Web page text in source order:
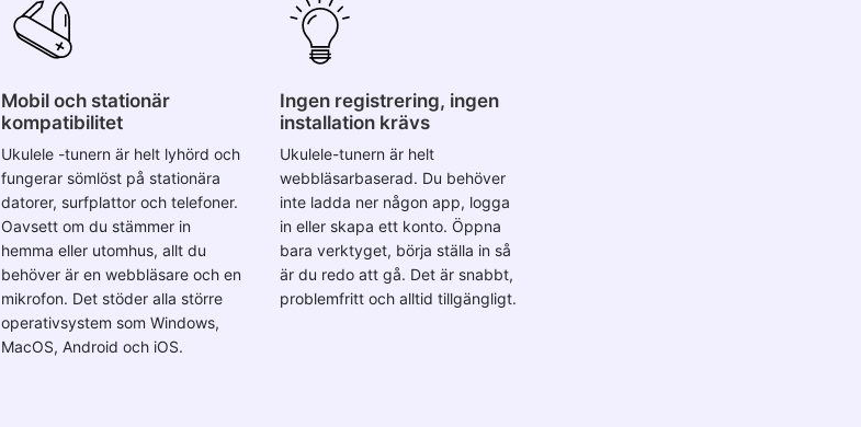
Mobil och stationär
kompatibilitet
Ukulele -tunern är helt lyhörd och
fungerar sömlöst på stationära
datorer, surfplattor och telefoner.
Oavsett om du stämmer in
hemma eller utomhus, allt du
behöver är en webbläsare och en
mikrofon. Det stöder alla större
operativsystem som Windows,
MacOS, Android och iOS.
Ingen registrering, ingen
installation krävs
Ukulele-tunern är helt
webbläsarbaserad. Du behöver
inte ladda ner någon app, logga
in eller skapa ett konto. Öppna
bara verktyget, börja ställa in så
är du redo att gå. Det är snabbt,
problemfritt och alltid tillgängligt.